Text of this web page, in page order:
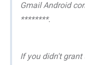
Gmail Android
********.
If you didn't grant